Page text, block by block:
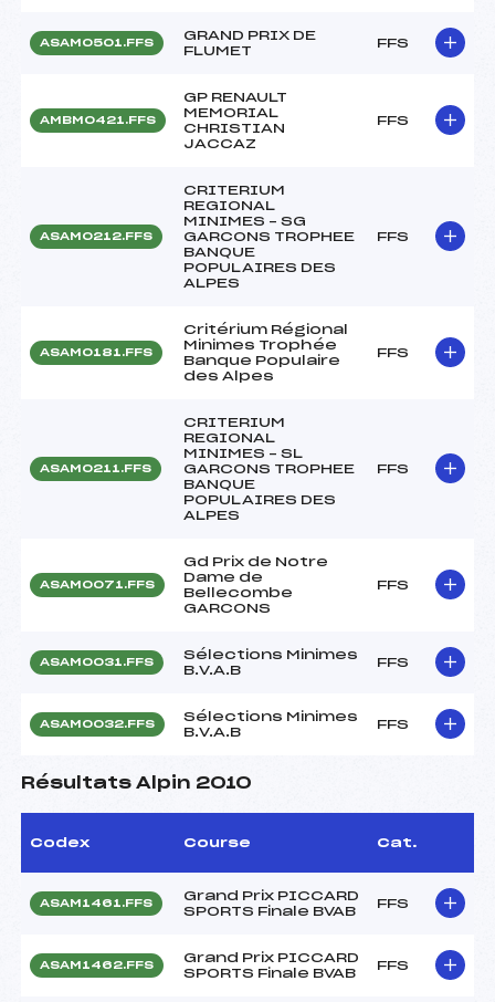
ASAM0501.FFS
GRAND PRIX DE
FLUMET
FFS
AMBM0421.FFS
GP RENAULT
MEMORIAL
CHRISTIAN
JACCAZ
FFS
ASAM0212.FFS
CRITERIUM
REGIONAL
MINIMES – SG
GARCONS TROPHEE
BANQUE
POPULAIRES DES
ALPES
FFS
ASAM0181.FFS
Critérium Régional
Minimes Trophée
Banque Populaire
des Alpes
FFS
ASAM0211.FFS
CRITERIUM
REGIONAL
MINIMES – SL
GARCONS TROPHEE
BANQUE
POPULAIRES DES
ALPES
FFS
ASAM0071.FFS
Gd Prix de Notre
Dame de
Bellecombe
GARCONS
FFS
ASAM0031.FFS
Sélections Minimes
B.V.A.B
FFS
ASAM0032.FFS
Sélections Minimes
B.V.A.B
FFS
Résultats Alpin 2010
Codex Course Cat.
ASAM1461.FFS
Grand Prix PICCARD
SPORTS Finale BVAB
FFS
ASAM1462.FFS
Grand Prix PICCARD
SPORTS Finale BVAB
FFS